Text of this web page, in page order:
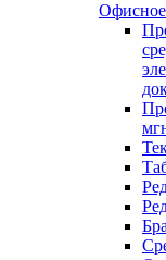
Офисное